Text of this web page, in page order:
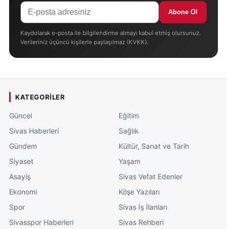
Abone Ol
Kaydolarak e-posta ile bilgilendirme almayı kabul etmiş olursunuz.
Verileriniz üçüncü kişilerle paylaşılmaz (KVKK).
KATEGORILER
Güncel
Sivas Haberleri
Gündem
Siyaset
Asayiş
Ekonomi
Spor
Sivasspor Haberleri
Eğitim
Sağlık
Kültür, Sanat ve Tarih
Yaşam
Sivas Vefat Edenler
Köşe Yazıları
Sivas İş İlanları
Sivas Rehberi